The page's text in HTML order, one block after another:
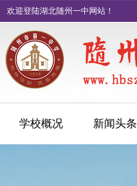
欢迎登陆湖北随州一中网站！
学校概况 新闻头条